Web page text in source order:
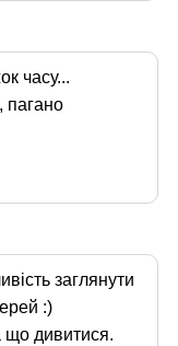
часу...
пагано
заглянути
:)
що дивитися.